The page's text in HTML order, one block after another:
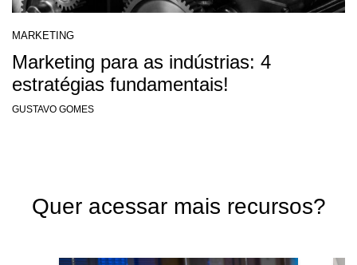
MARKETING
Marketing para as indústrias: 4
estratégias fundamentais!
GUSTAVO GOMES
Quer acessar mais recursos?